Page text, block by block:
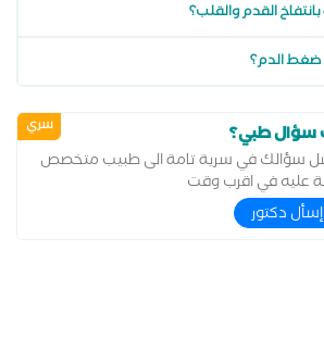
القدم والقلب؟
ضغط الدم؟
سري سؤال طبي؟
سؤالك في سرية تامة الى طبيب متخصص
عليه في اقرب وقت
إسأل دكتور